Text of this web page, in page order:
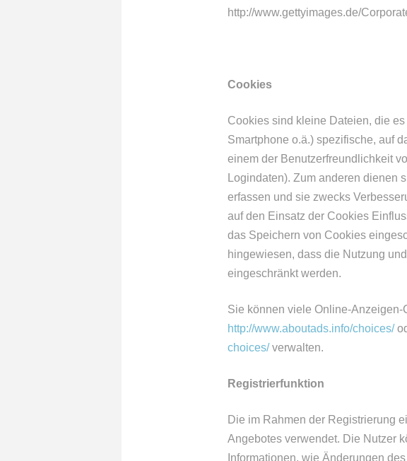
http://www.gettyimages.de/
Cookies
Cookies sind kleine Dateien, die
Smartphone o.ä.) spezifische, auf
einem der Benutzerfreundlichkeit
Logindaten). Zum anderen dienen
erfassen und sie zwecks
auf den Einsatz der Cookies
das Speichern von Cookies
hingewiesen, dass die Nutzung
eingeschränkt werden.
Sie können viele Online-
http://www.aboutads.info/choices/
choices/verwalten.
Registrierfunktion
Die im Rahmen der Registrierung
Angebotes verwendet. Die Nutzer
Informationen, wie Änderungen